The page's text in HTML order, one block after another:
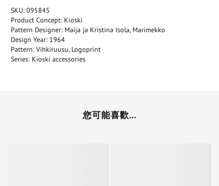
SKU: 095845
Product Concept: Kioski
Pattern Designer: Maija ja Kristina Isola, Marimekko
Design Year: 1964
Pattern: Vihkiruusu, Logoprint
Series: Kioski accessories
您可能喜歡...